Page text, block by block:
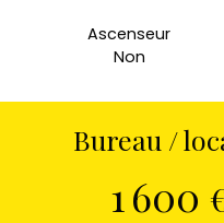
Ascenseur
Non
Bureau /
1 600